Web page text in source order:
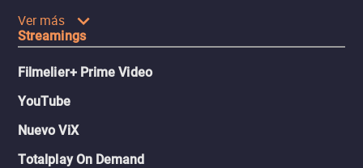
Ver más
Streamings
Filmelier+ Prime Video
YouTube
Nuevo ViX
Totalplay On Demand